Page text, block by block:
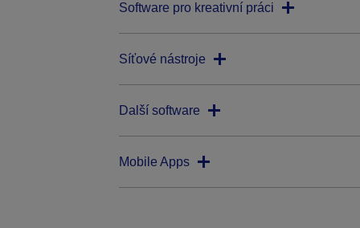
Software pro kreativní práci
Síťové nástroje
Další software
Mobile Apps